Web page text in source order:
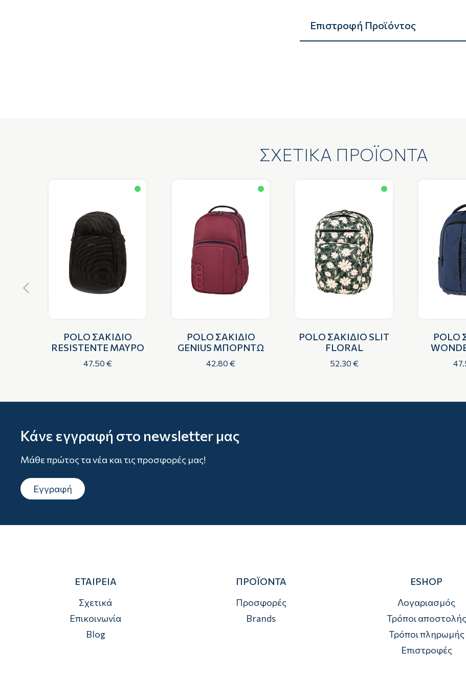
Επιστροφή Προϊόντος
ΣΧΕΤΙΚΑ ΠΡΟΪΟΝΤΑ
POLO ΣΑΚΙΔΙΟ
RESISTENTE ΜΑΥΡΟ
47.50 €
POLO ΣΑΚΙΔΙΟ
GENIUS ΜΠΟΡΝΤΩ
42.80 €
POLO ΣΑΚΙΔΙΟ SLIT
FLORAL
52.30 €
POLO
Κάνε εγγραφή στο newsletter μας
Μάθε πρώτος τα νέα και τις προσφορές μας!
Εγγραφή
ΕΤΑΙΡΕΙΑ
Σχετικά
Επικοινωνία
Blog
ΠΡΟΪΟΝΤΑ
Προσφορές
Brands
ESHOP
Λογαριασμός
Τρόποι αποστολής
Τρόποι πληρωμής
Επιστροφές